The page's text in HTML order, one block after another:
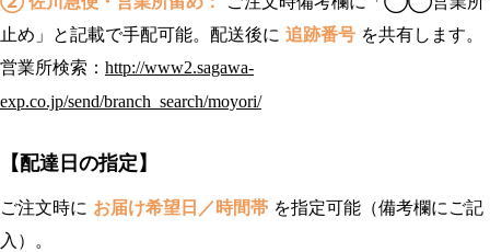
止め」と記載で手配可能。配送後に 追跡番号 を共有します。
営業所検索： http://www2.sagawa-
exp.co.jp/send/branch_search/moyori/
【配達日の指定】
ご注文時に お届け希望日／時間帯 を指定可能（備考欄にご記
入）。